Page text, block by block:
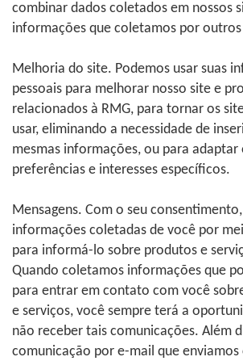
combinar dados coletados em nossos
informações que coletamos por
Melhoria do site. Podemos usar suas
pessoais para melhorar nosso site e
relacionados à RMG, para tornar os
usar, eliminando a necessidade de
mesmas informações, ou para adaptar
preferências e interesses específicos.
Mensagens. Com o seu
informações coletadas de você por
para informá-lo sobre produtos e
Quando coletamos informações que
para entrar em contato com você
e serviços, você sempre terá a
não receber tais comunicações. Além
comunicação por e-mail que